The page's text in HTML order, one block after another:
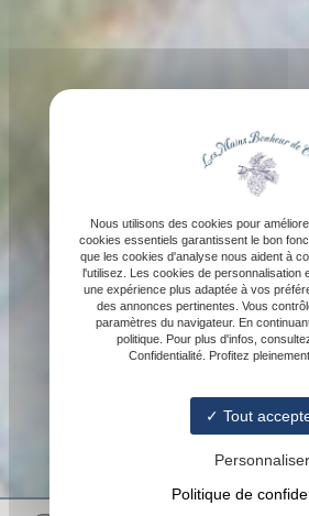
Nous utilisons des cookies pour
cookies essentiels garantissent le bon
que les cookies d'analyse nous aident à
l'utilisez. Les cookies de personnalisation
une expérience plus adaptée à vos
des annonces pertinentes. Vous
paramètres du navigateur. En
politique. Pour plus d'infos,
Confidentialité. Profitez
Tout
Personnaliser
Politique de